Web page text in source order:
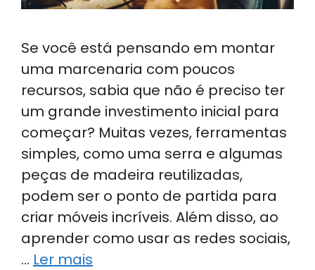
Se você está pensando em montar
uma marcenaria com poucos
recursos, sabia que não é preciso ter
um grande investimento inicial para
começar? Muitas vezes, ferramentas
simples, como uma serra e algumas
peças de madeira reutilizadas,
podem ser o ponto de partida para
criar móveis incríveis. Além disso, ao
aprender como usar as redes sociais,
… Ler mais